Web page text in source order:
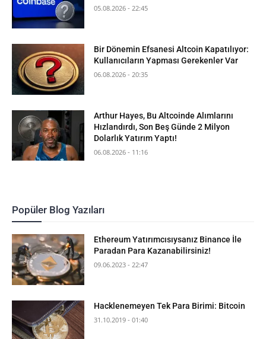
05.08.2026 - 22:45
Bir Dönemin Efsanesi Altcoin Kapatılıyor:
Kullanıcıların Yapması Gerekenler Var
06.08.2026 - 20:35
Arthur Hayes, Bu Altcoinde Alımlarını
Hızlandırdı, Son Beş Günde 2 Milyon
Dolarlık Yatırım Yaptı!
06.08.2026 - 11:16
Popüler Blog Yazıları
Ethereum Yatırımcısıysanız Binance İle
Paradan Para Kazanabilirsiniz!
09.06.2023 - 22:47
Hacklenemeyen Tek Para Birimi: Bitcoin
31.10.2019 - 01:40